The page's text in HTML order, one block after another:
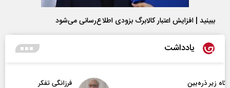
ببینید | افزایش اعتبار کالابرگ بزودی اطلاع‌رسانی می‌شود
یادداشت